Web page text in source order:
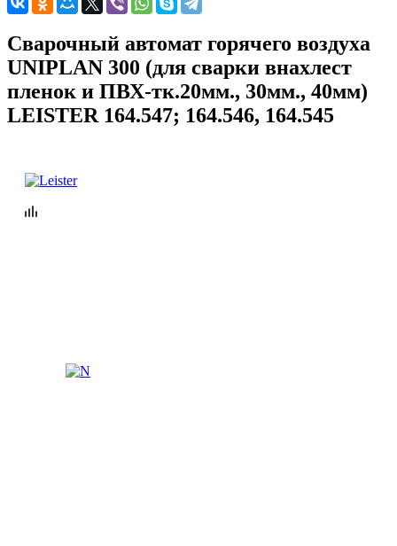
Сварочный автомат горячего воздуха
UNIPLAN 300 (для сварки внахлест
пленок и ПВХ-тк.20мм., 30мм., 40мм)
LEISTER 164.547; 164.546, 164.545